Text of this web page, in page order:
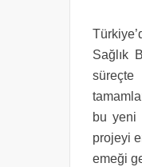
Sağlık
bu yeni
projeyi
emeği